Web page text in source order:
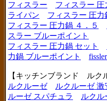
フィスラー
フィスラー 圧
ライパン
フィスラー 圧力
フィスラー 圧力鍋 ４．５
スラー ブルーポイント
フィスラー 圧力鍋 セット
力鍋 ブルーポイント
【キッチンブランド ルク
ルクルーゼ
ルクルーゼ 激
ルーゼ スパチュラ
ルクル